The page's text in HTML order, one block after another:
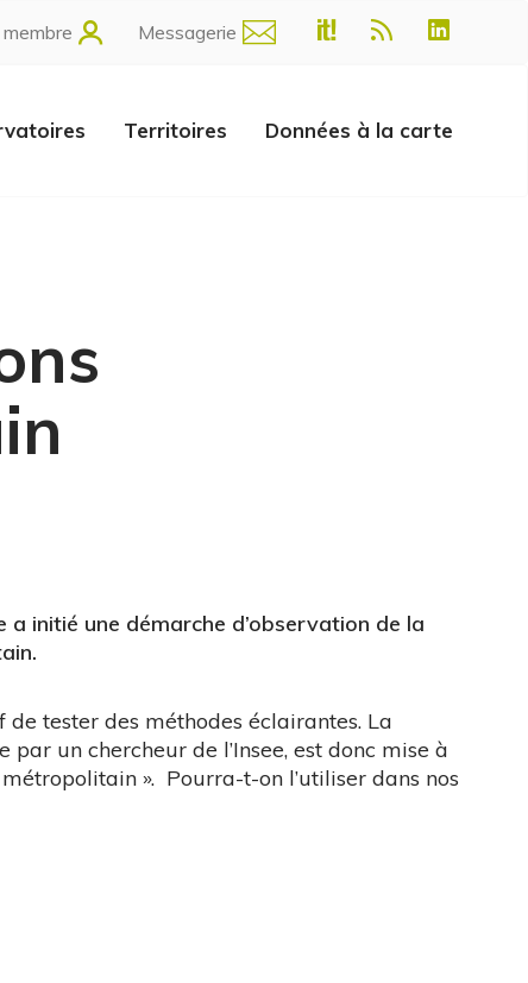
Messagerie
Territoires Données à la carte
a initié une démarche d’observation de la
de tester des méthodes éclairantes. La
un chercheur de l’Insee, est donc mise à
». Pourra-t-on l’utiliser dans nos